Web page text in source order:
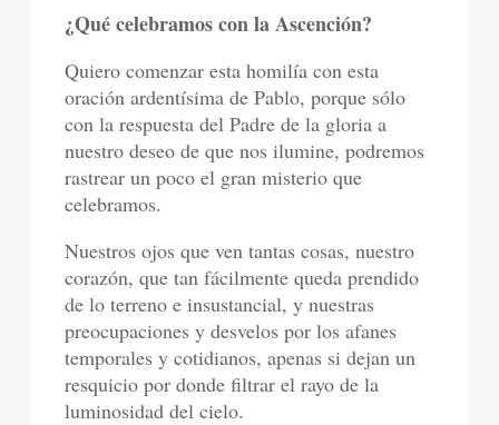
¿Qué celebramos con la Ascención?
Quiero comenzar esta homilía con esta
oración ardentísima de Pablo, porque sólo
con la respuesta del Padre de la gloria a
nuestro deseo de que nos ilumine, podremos
rastrear un poco el gran misterio que
celebramos.
Nuestros ojos que ven tantas cosas, nuestro
corazón, que tan fácilmente queda prendido
de lo terreno e insustancial, y nuestras
preocupaciones y desvelos por los afanes
temporales y cotidianos, apenas si dejan un
resquicio por donde filtrar el rayo de la
luminosidad del cielo.